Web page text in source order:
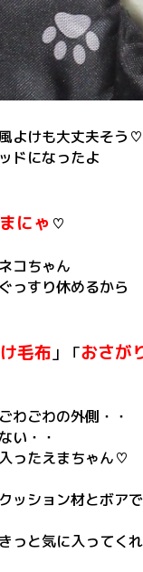
よけも大丈夫そう♡
ドになったよ
にゃ ♡
コちゃん
っすり休めるから
毛布」「おさが
わごわの外側・・
い・・
ったえまちゃん♡
ッション材とボア
っと気に入ってく